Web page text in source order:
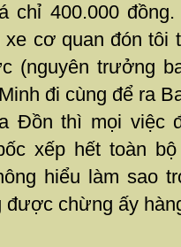
chỉ 400.000
xe cơ quan đón
(nguyên trưởng
đi cùng để ra
Đồn thì mọi việc
xếp hết toàn
hiểu làm sao
được chừng ấy